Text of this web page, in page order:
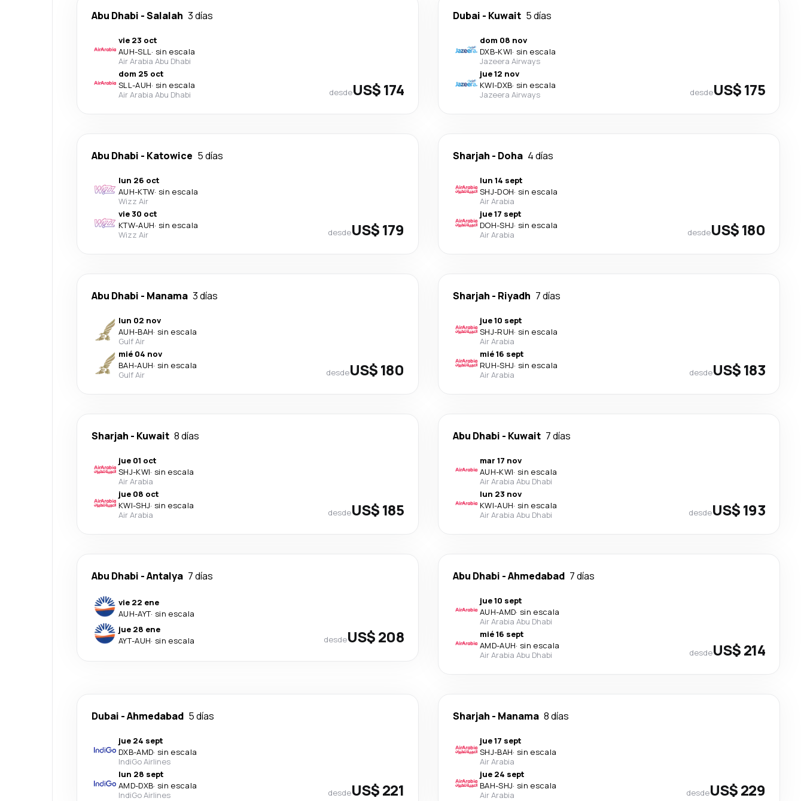
Abu Dhabi -Salalah 3 días
vie 23 oct
AUH-SLL· sin escala
Air Arabia Abu Dhabi
dom 25 oct
SLL-AUH· sin escala
Air Arabia Abu Dhabi
desdeUS$ 174
Dubai - Kuwait 5 días
dom 08 nov
DXB-KWI· sin escala
Jazeera Airways
jue 12 nov
KWI-DXB· sin escala
Jazeera Airways
desdeUS$ 175
Abu Dhabi - Katowice 5 días
lun 26 oct
AUH-KTW· sin escala
Wizz Air
vie 30 oct
KTW-AUH· sin escala
Wizz Air
desdeUS$ 179
Sharjah - Doha 4 días
lun 14 sept
SHJ-DOH· sin escala
Air Arabia
jue 17 sept
DOH-SHJ· sin escala
Air Arabia
desdeUS$ 180
Abu Dhabi - Manama 3 días
lun 02 nov
AUH-BAH· sin escala
Gulf Air
mié 04 nov
BAH-AUH· sin escala
Gulf Air
desdeUS$ 180
Sharjah - Riyadh 7 días
jue 10 sept
SHJ-RUH· sin escala
Air Arabia
mié 16 sept
RUH-SHJ· sin escala
Air Arabia
desdeUS$ 183
Sharjah - Kuwait 8 días
jue 01 oct
SHJ-KWI· sin escala
Air Arabia
jue 08 oct
KWI-SHJ· sin escala
Air Arabia
desdeUS$ 185
Abu Dhabi - Kuwait 7 días
mar 17 nov
AUH-KWI· sin escala
Air Arabia Abu Dhabi
lun 23 nov
KWI-AUH· sin escala
Air Arabia Abu Dhabi
desdeUS$ 193
Abu Dhabi -Antalya 7 días
vie 22 ene
AUH-AYT· sin escala
jue 28 ene
AYT-AUH· sin escala desdeUS$ 208
Abu Dhabi -Ahmedabad 7 días
jue 10 sept
AUH-AMD· sin escala
Air Arabia Abu Dhabi
mié 16 sept
AMD-AUH· sin escala
Air Arabia Abu Dhabi
desdeUS$ 214
Dubai -Ahmedabad 5 días
jue 24 sept
DXB-AMD· sin escala
IndiGo Airlines
lun 28 sept
AMD-DXB· sin escala
IndiGo Airlines
desdeUS$ 221
Sharjah - Manama 8 días
jue 17 sept
SHJ-BAH· sin escala
Air Arabia
jue 24 sept
BAH-SHJ· sin escala
Air Arabia
desdeUS$ 229